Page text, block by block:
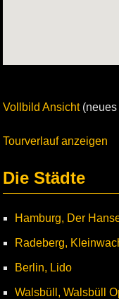
Vollbild Ansicht(neues
Tourverlauf anzeigen
Die Städte
Hamburg, Der
Radeberg,
Berlin, Lido
Walsbüll, Walsbüll